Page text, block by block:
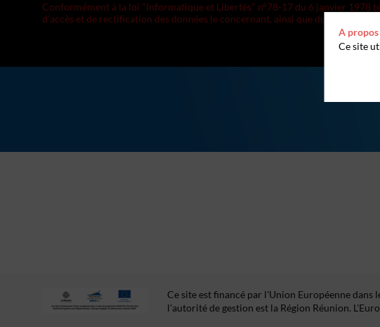
Conformément à la loi "Informatique et Libertés" n°78-17 du 6 janvier 1978
d'accès et de rectification des données le concernant, ainsi que du droit de
Ce site est financé par l'Union Européenne dans
l'autorité de gestion est la Région Réunion.
A propos
Ce site